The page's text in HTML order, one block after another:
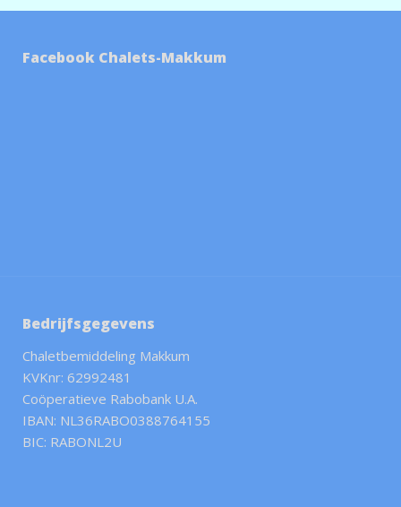
Facebook Chalets-Makkum
Bedrijfsgegevens
Chaletbemiddeling Makkum
KVKnr: 62992481
Coöperatieve Rabobank U.A.
IBAN: NL36RABO0388764155
BIC: RABONL2U